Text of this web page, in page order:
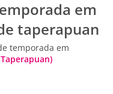
em
taperapuan
temporada em